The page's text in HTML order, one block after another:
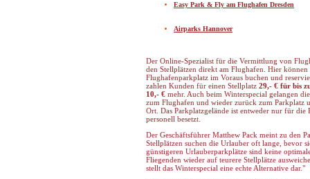
Easy Park & Fly am Flughafen Dresden
Airparks Hannover
Der Online-Spezialist für die Vermittlung von
den Stellplätzen direkt am Flughafen. Hier
Flughafenparkplatz im Voraus buchen und
zahlen Kunden für einen Stellplatz 29,- € für bis
10,- € mehr. Auch beim Winterspecial gelangen
zum Flughafen und wieder zurück zum Parkplatz
Ort. Das Parkplatzgelände ist entweder nur für
personell besetzt.
Der Geschäftsführer Matthew Pack meint zu den
Stellplätzen suchen die Urlauber oft lange, bevor
günstigeren Urlauberparkplätze sind keine
Fliegenden wieder auf teurere Stellplätze
stellt das Winterspecial eine echte Alternative dar."